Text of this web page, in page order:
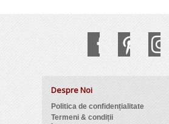
Despre Noi
Politica de confidențialitate
Termeni & condiții